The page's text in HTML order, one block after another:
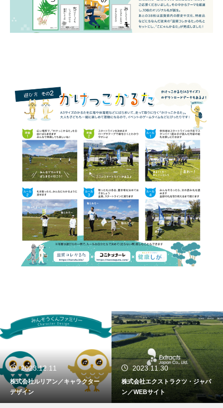
2023.12.11
株式会社ルリアン／キャラクター
デザイン
2023.11.30
株式会社エクストラクツ・ジャパ
ン／WEBサイト